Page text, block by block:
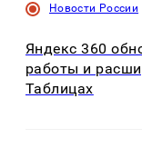
Новости России
Яндекс 360
работы и
Таблицах